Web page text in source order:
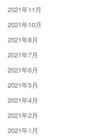
2021年11月
2021年10月
2021年8月
2021年7月
2021年6月
2021年5月
2021年4月
2021年2月
2021年1月